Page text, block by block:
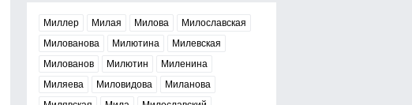
Миллер Милая Милова
Милославская
Милованова
Милютина
Милевская
Милованов
Милютин
Миленина
Миляева
Миловидова
Миланова